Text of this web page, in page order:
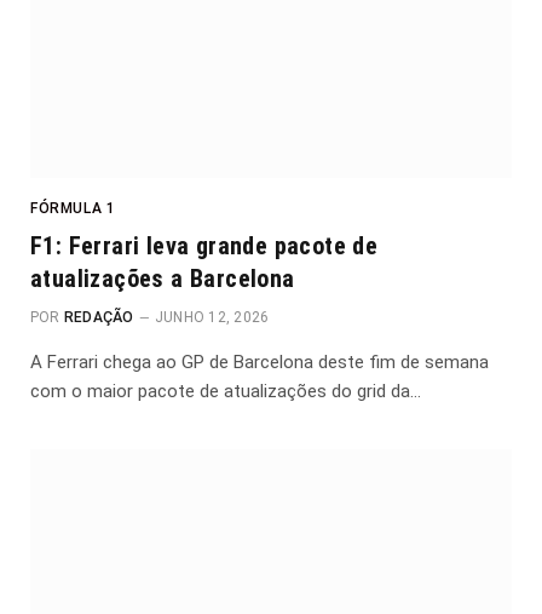
FÓRMULA 1
F1: Ferrari leva grande pacote de
atualizações a Barcelona
POR REDAÇÃO JUNHO 12, 2026
A Ferrari chega ao GP de Barcelona deste fim de semana
com o maior pacote de atualizações do grid da…